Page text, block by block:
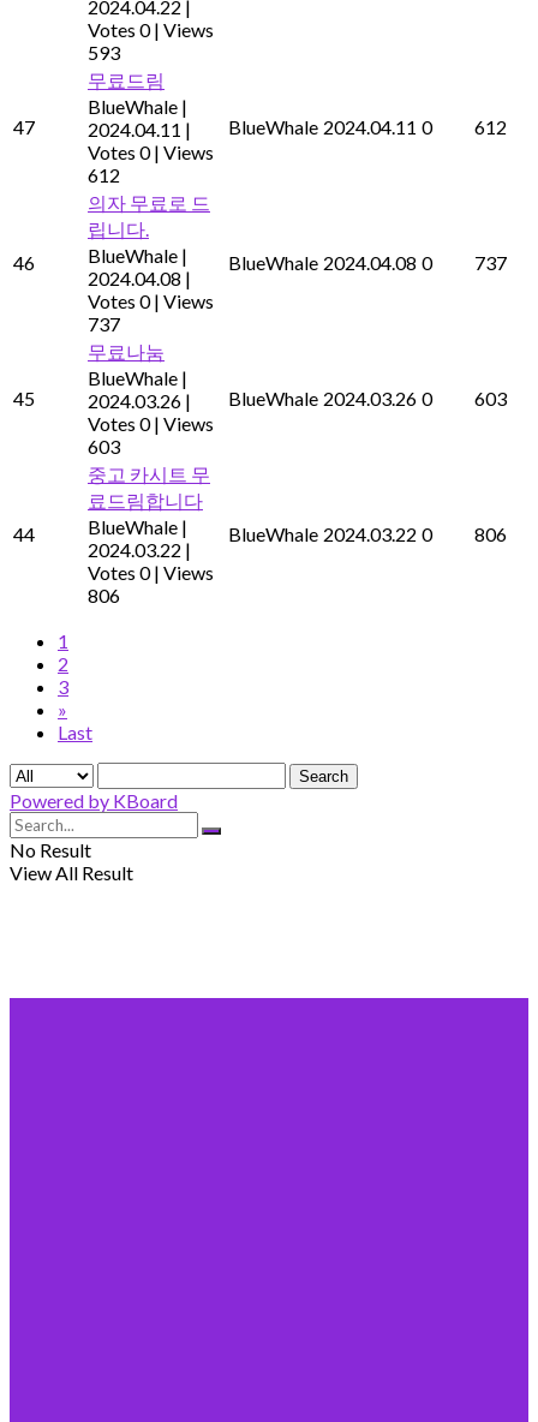
2024.04.22 |
Votes 0 | Views
593
47
무료드림
BlueWhale |
2024.04.11 |
Votes 0 | Views
612
BlueWhale 2024.04.11 0 612
46
의자 무료로 드
립니다.
BlueWhale |
2024.04.08 |
Votes 0 | Views
737
BlueWhale 2024.04.08 0 737
45
무료나눔
BlueWhale |
2024.03.26 |
Votes 0 | Views
603
BlueWhale 2024.03.26 0 603
44
중고 카시트 무
료드림합니다
BlueWhale |
2024.03.22 |
Votes 0 | Views
806
BlueWhale 2024.03.22 0 806
1
2
3
»
Last
Search
Powered by KBoard
No Result
View All Result